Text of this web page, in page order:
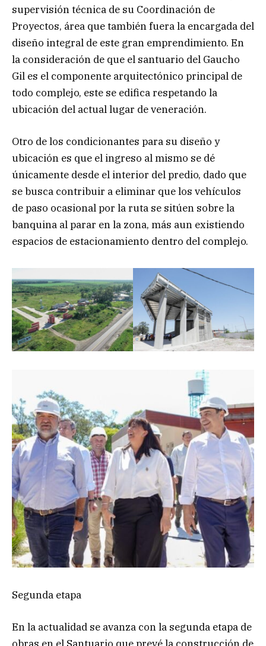
supervisión técnica de su Coordinación de
Proyectos, área que también fuera la encargada del
diseño integral de este gran emprendimiento. En
la consideración de que el santuario del Gaucho
Gil es el componente arquitectónico principal de
todo complejo, este se edifica respetando la
ubicación del actual lugar de veneración.
Otro de los condicionantes para su diseño y
ubicación es que el ingreso al mismo se dé
únicamente desde el interior del predio, dado que
se busca contribuir a eliminar que los vehículos
de paso ocasional por la ruta se sitúen sobre la
banquina al parar en la zona, más aun existiendo
espacios de estacionamiento dentro del complejo.
Segunda etapa
En la actualidad se avanza con la segunda etapa de